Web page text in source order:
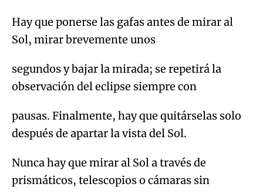
Hay que ponerse las gafas antes de mirar al
Sol, mirar brevemente unos
segundos y bajar la mirada; se repetirá la
observación del eclipse siempre con
pausas. Finalmente, hay que quitárselas solo
después de apartar la vista del Sol.
Nunca hay que mirar al Sol a través de
prismáticos, telescopios o cámaras sin